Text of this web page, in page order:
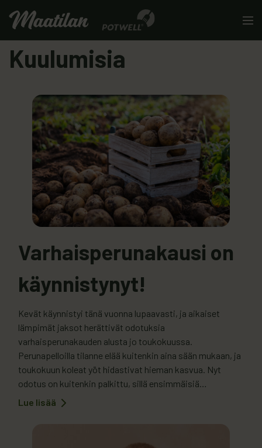
Kuulumisia
Varhaisperunakausi on
käynnistynyt!
Kevät käynnistyi tänä vuonna lupaavasti, ja aikaiset
lämpimät jaksot herättivät odotuksia
varhaisperunakauden alusta jo toukokuussa.
Perunapelloilla tilanne elää kuitenkin aina sään mukaan, ja
toukokuun koleat yöt hidastivat hieman kasvua. Nyt
odotus on kuitenkin palkittu, sillä ensimmäisiä
varhaisperunoita on alettu nostaa ja toimittaa
Lue lisää
: